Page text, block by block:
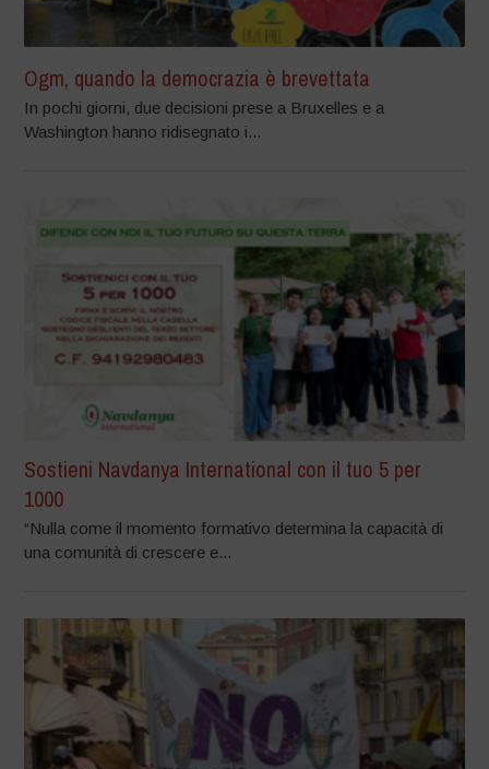
Ogm, quando la democrazia è brevettata
In pochi giorni, due decisioni prese a Bruxelles e a
Washington hanno ridisegnato i...
Sostieni Navdanya International con il tuo 5 per
1000
“Nulla come il momento formativo determina la capacità di
una comunità di crescere e...